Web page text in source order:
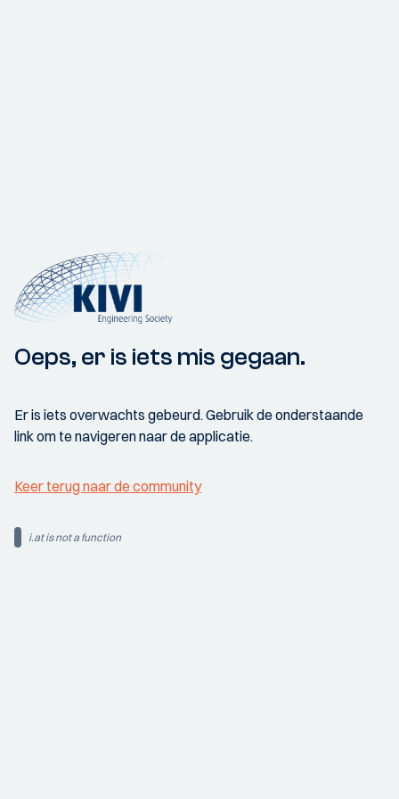
Oeps, er is iets mis gegaan.
Er is iets overwachts gebeurd. Gebruik de onderstaande
link om te navigeren naar de applicatie.
Keer terug naar de community
i.at is not a function